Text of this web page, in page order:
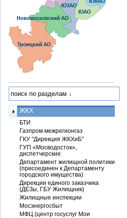
ЖКХ
БТИ
Газпром межрегионгаз
ГКУ "Дирекция ЖКХиБ"
ГУП «Мосводосток»,
диспетчерские
Департамент жилищной политики
(присоединен к Департаменту
городского имущества)
Дирекции единого заказчика
(ДЕЗы, ГБУ Жилищник)
Жилищные инспекции
Мосэнергосбыт
МФЦ (центр госуслуг Мои